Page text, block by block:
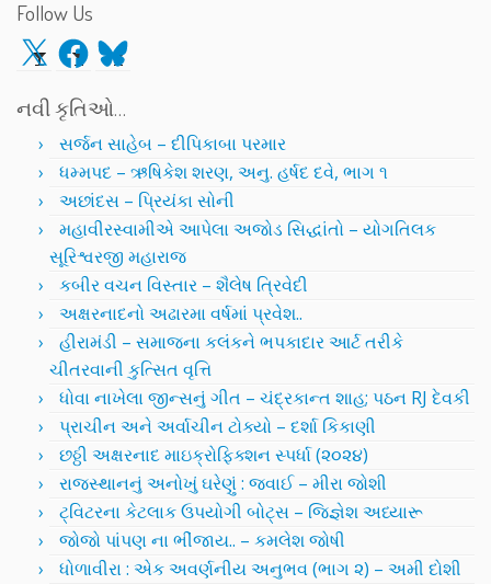
Follow Us
X Facebook
Bluesky
નવી કૃતિઓ…
સર્જન સાહેબ – દીપિકાબા પરમાર
ધમ્મપદ – ઋષિકેશ શરણ, અનુ. હર્ષદ દવે, ભાગ ૧
અછાંદસ – પ્રિયંકા સોની
મહાવીરસ્વામીએ આપેલા અજોડ સિદ્ધાંતો – યોગતિલક
સૂરિશ્વરજી મહારાજ
કબીર વચન વિસ્તાર – શૈલેષ ત્રિવેદી
અક્ષરનાદનો અઢારમા વર્ષમાં પ્રવેશ..
હીરામંડી – સમાજના કલંકને ભપકાદાર આર્ટ તરીકે
ચીતરવાની કુત્સિત વૃત્તિ
ધોવા નાખેલા જીન્સનું ગીત – ચંદ્રકાન્ત શાહ; પઠન RJ દેવકી
પ્રાચીન અને અર્વાચીન ટોક્યો – દર્શા કિકાણી
છઠ્ઠી અક્ષરનાદ માઇક્રોફિક્શન સ્પર્ધા (૨૦૨૪)
રાજસ્થાનનું અનોખું ઘરેણું : જવાઈ – મીરા જોશી
ટ્વિટરના કેટલાક ઉપયોગી બોટ્સ – જિજ્ઞેશ અધ્યારૂ
જોજો પાંપણ ના ભીંજાય.. – કમલેશ જોષી
ધોળાવીરા : એક અવર્ણનીય અનુભવ (ભાગ ૨) – અમી દોશી